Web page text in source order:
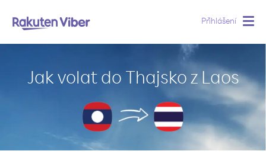
Přihlášení
Jak volat do Thajsko z Laos